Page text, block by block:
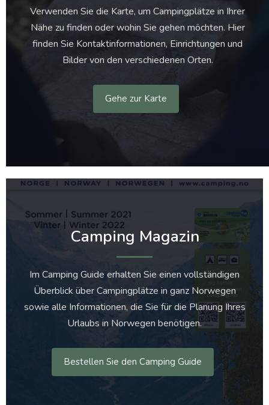
Verwenden Sie die Karte, um Campingplätze in Ihrer
Nähe zu finden oder wohin Sie gehen möchten. Hier
finden Sie Kontaktinformationen, Einrichtungen und
Bilder von den verschiedenen Orten.
Gehe zur Karte
Camping Magazin
Im Camping Guide erhalten Sie einen vollständigen
Überblick über Campingplätze in ganz Norwegen
sowie alle Informationen, die Sie für die Planung Ihres
Urlaubs in Norwegen benötigen.
Bestellen Sie den Camping Guide